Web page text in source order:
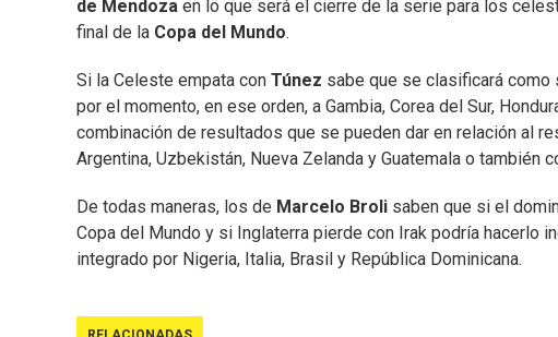
de Mendoza en lo que será el cierre de la serie para los
final de la Copa del Mundo.
Si la Celeste empata con Túnez sabe que se clasificará como
por el momento, en ese orden, a Gambia, Corea del Sur,
combinación de resultados que se pueden dar en relación al
Argentina, Uzbekistán, Nueva Zelanda y Guatemala o también
De todas maneras, los de Marcelo Broli saben que si el
Copa del Mundo y si Inglaterra pierde con Irak podría hacerlo
integrado por Nigeria, Italia, Brasil y República Dominicana.